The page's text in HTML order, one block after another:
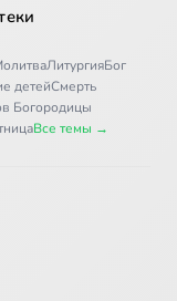
ЛитургияБог
детейСмерть
Богородицы
Все темы →